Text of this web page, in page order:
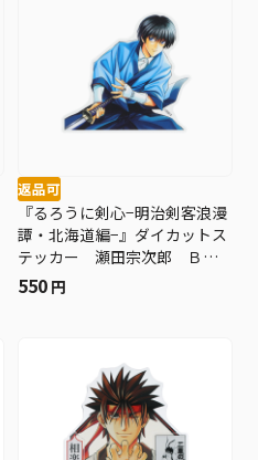
返品可
『るろうに剣心−明治剣客浪漫
譚・北海道編−』ダイカットス
テッカー 瀬田宗次郎 ＢＦ
２
550 円